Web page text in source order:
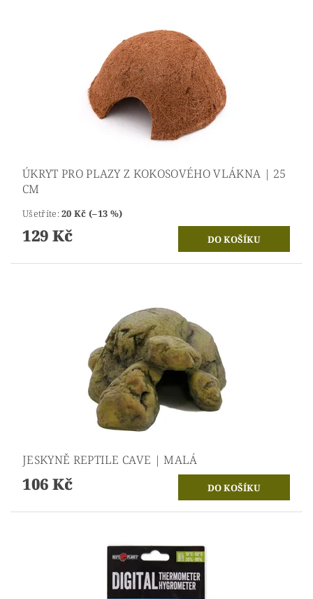
ÚKRYT PRO PLAZY Z KOKOSOVÉHO VLÁKNA | 25
CM
Ušetříte:20 Kč (–13 %)
129 Kč
JESKYNĚ REPTILE CAVE | MALÁ
106 Kč